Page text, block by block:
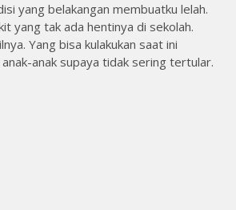
yang belakangan membuatku lelah.
yang tak ada hentinya di sekolah.
Yang bisa kulakukan saat ini
anak supaya tidak sering tertular.